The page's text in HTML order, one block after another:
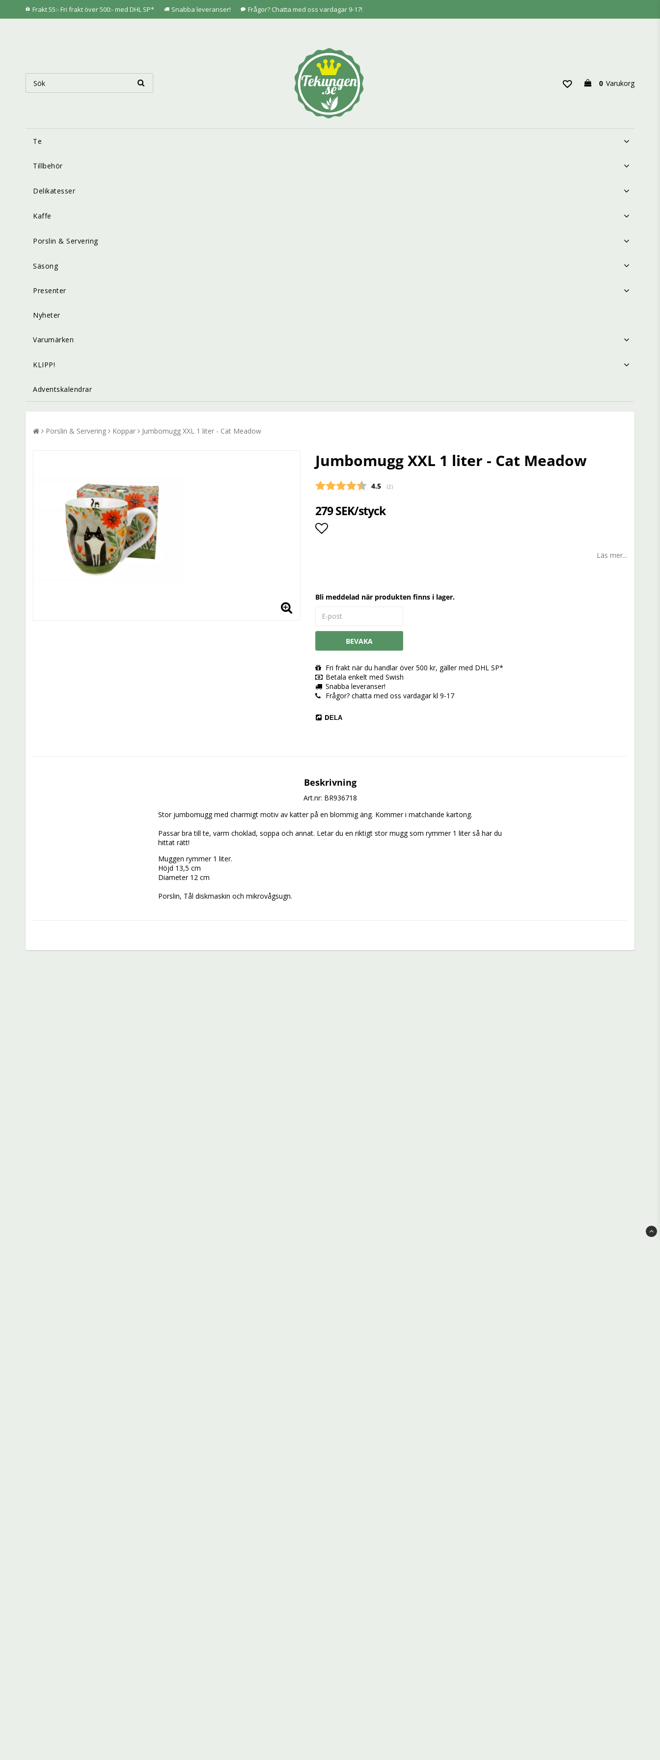
Frakt 55:- Fri frakt över 500:- med DHL SP* Snabba leveranser! Frågor? Chatta med oss vardagar 9-17!
0 Varukorg
Te
Tillbehör
Delikatesser
Kaffe
Porslin & Servering
Säsong
Presenter
Nyheter
Varumärken
KLIPP!
Adventskalendrar
Porslin & Servering Koppar Jumbomugg XXL 1 liter - Cat Meadow
Jumbomugg XXL 1 liter - Cat Meadow
Snittbetyg:
4.5 (röster:
2)
279 SEK/styck
Läs mer...
Bli meddelad när produkten finns i lager.
BEVAKA
Fri frakt när du handlar över 500 kr, gäller med DHL SP*
Betala enkelt med Swish
Snabba leveranser!
Frågor? chatta med oss vardagar kl 9-17
DELA
Beskrivning
Art.nr: BR936718
Stor jumbomugg med charmigt motiv av katter på en blommig äng. Kommer i matchande kartong.
Passar bra till te, varm choklad, soppa och annat. Letar du en riktigt stor mugg som rymmer 1 liter så har du
hittat rätt!
Muggen rymmer 1 liter.
Höjd 13,5 cm
Diameter 12 cm
Porslin, Tål diskmaskin och mikrovågsugn.